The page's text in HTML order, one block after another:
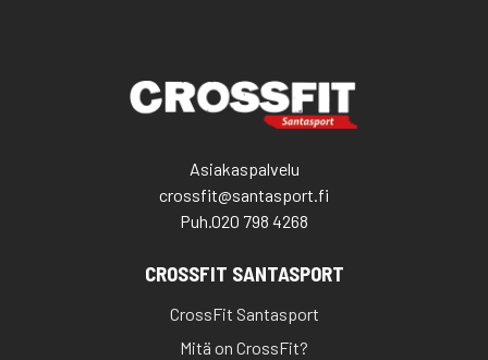
Asiakaspalvelu
crossfit@santasport.fi
Puh.020 798 4268
CROSSFIT SANTASPORT
CrossFit Santasport
Mitä on CrossFit?